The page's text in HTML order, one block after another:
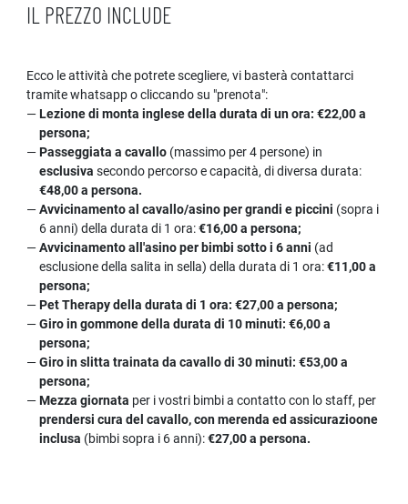
IL PREZZO INCLUDE
Ecco le attività che potrete scegliere, vi basterà contattarci
tramite whatsapp o cliccando su "prenota":
Lezione di monta inglese della durata di un ora: €22,00 a
persona;
Passeggiata a cavallo (massimo per 4 persone) in
esclusiva secondo percorso e capacità, di diversa durata:
€48,00 a persona.
Avvicinamento al cavallo/asino per grandi e piccini (sopra i
6 anni) della durata di 1 ora:€16,00 a persona;
Avvicinamento all'asino per bimbi sotto i 6 anni (ad
esclusione della salita in sella) della durata di 1 ora:€11,00 a
persona;
Pet Therapy della durata di 1 ora: €27,00 a persona;
Giro in gommone della durata di 10 minuti: €6,00 a
persona;
Giro in slitta trainata da cavallo di 30 minuti: €53,00 a
persona;
Mezza giornata per i vostri bimbi a contatto con lo staff, per
prendersi cura del cavallo, con merenda ed assicurazioone
inclusa (bimbi sopra i 6 anni):€27,00 a persona.